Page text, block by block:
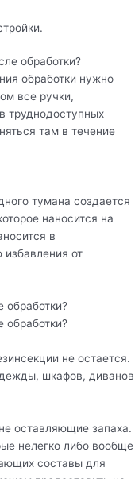
обработки?
обработки нужно
все ручки,
труднодоступных
там в течение
тумана создается
наносится на
в
от
обработки?
обработки?
не остается.
шкафов, диванов
оставляющие запаха.
нелегко либо вообще
составы для